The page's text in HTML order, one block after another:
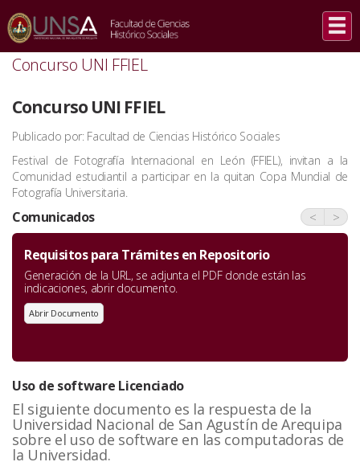
INICIO COMUNICADOS / CONCURSO UNI FFIEL
Concurso UNI FFIEL
Concurso UNI FFIEL
Publicado por: Facultad de Ciencias Histórico Sociales
Festival de Fotografía Internacional en León (FFIEL), invitan a la
Comunidad estudiantil a participar en la quitan Copa Mundial de
Fotografía Universitaria.
Comunicados < >
Requisitos para Trámites en Repositorio
Generación de la URL, se adjunta el PDF donde están las
indicaciones, abrir documento.
Abrir Documento
Uso de software Licenciado
El siguiente documento es la respuesta de la
Universidad Nacional de San Agustín de Arequipa
sobre el uso de software en las computadoras de
la Universidad.